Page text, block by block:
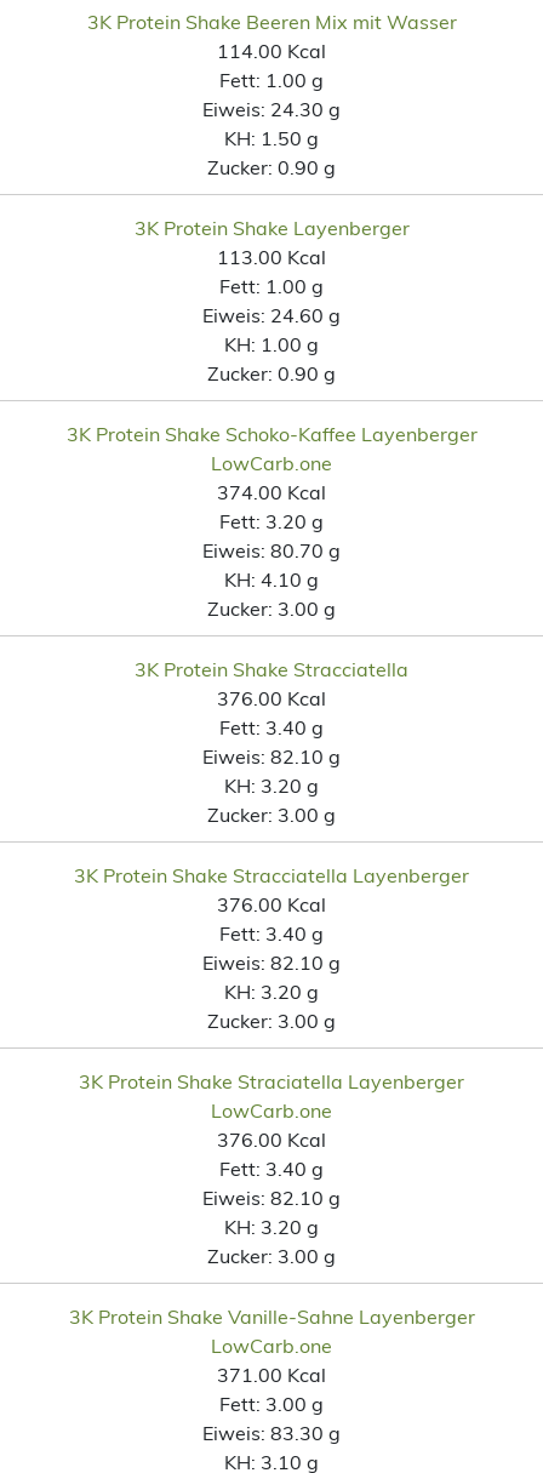
3K Protein Shake Beeren Mix mit Wasser
114.00 Kcal
Fett: 1.00 g
Eiweis: 24.30 g
KH: 1.50 g
Zucker: 0.90 g
3K Protein Shake Layenberger
113.00 Kcal
Fett: 1.00 g
Eiweis: 24.60 g
KH: 1.00 g
Zucker: 0.90 g
3K Protein Shake Schoko-Kaffee Layenberger
LowCarb.one
374.00 Kcal
Fett: 3.20 g
Eiweis: 80.70 g
KH: 4.10 g
Zucker: 3.00 g
3K Protein Shake Stracciatella
376.00 Kcal
Fett: 3.40 g
Eiweis: 82.10 g
KH: 3.20 g
Zucker: 3.00 g
3K Protein Shake Stracciatella Layenberger
376.00 Kcal
Fett: 3.40 g
Eiweis: 82.10 g
KH: 3.20 g
Zucker: 3.00 g
3K Protein Shake Straciatella Layenberger
LowCarb.one
376.00 Kcal
Fett: 3.40 g
Eiweis: 82.10 g
KH: 3.20 g
Zucker: 3.00 g
3K Protein Shake Vanille-Sahne Layenberger
LowCarb.one
371.00 Kcal
Fett: 3.00 g
Eiweis: 83.30 g
KH: 3.10 g